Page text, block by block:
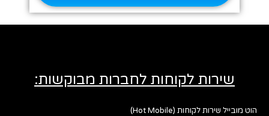
שירות לקוחות לחברות מבוקשות:
הוט מובייל שירות לקוחות (Hot Mobile)